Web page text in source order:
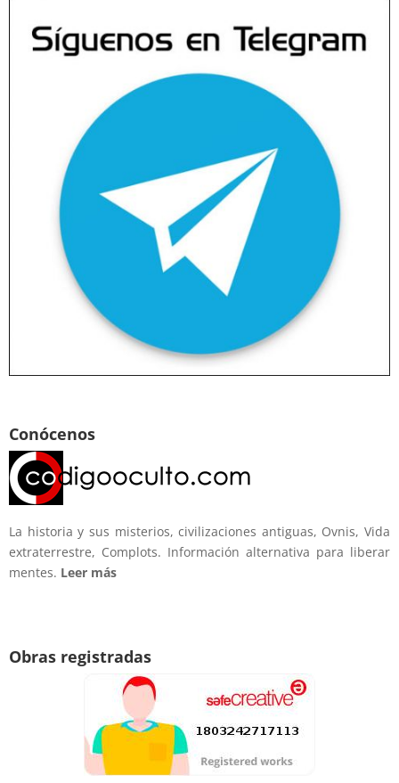
Conócenos
La historia y sus misterios, civilizaciones antiguas, Ovnis, Vida
extraterrestre, Complots. Información alternativa para liberar
mentes. Leer más
Obras registradas